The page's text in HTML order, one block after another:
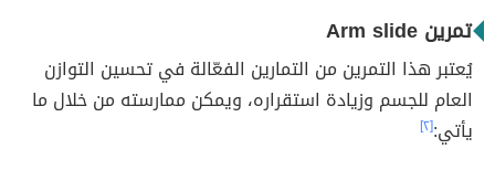
تمرين Arm slide
يُعتبر هذا التمرين من التمارين الفعّالة في تحسين التوازن
العام للجسم وزيادة استقراره، ويمكن ممارسته من خلال ما
يأتي:[٢]